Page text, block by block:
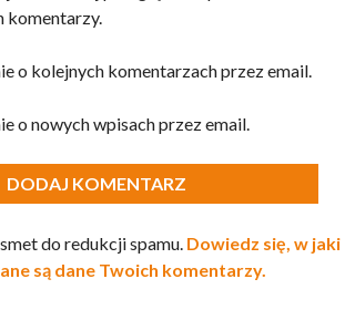
komentarzy.
o kolejnych komentarzach przez email.
o nowych wpisach przez email.
do redukcji spamu. Dowiedz się, w jaki
są dane Twoich komentarzy.